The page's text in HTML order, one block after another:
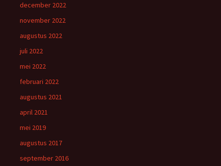
december 2022
november 2022
augustus 2022
juli 2022
mei 2022
februari 2022
augustus 2021
april 2021
mei 2019
augustus 2017
september 2016